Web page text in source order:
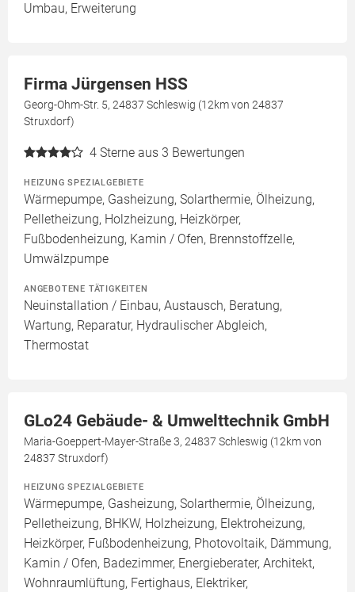
Umbau, Erweiterung
Firma Jürgensen HSS
Georg-Ohm-Str. 5, 24837 Schleswig (12km von 24837
Struxdorf)
4 Sterne aus 3 Bewertungen
HEIZUNG SPEZIALGEBIETE
Wärmepumpe, Gasheizung, Solarthermie, Ölheizung,
Pelletheizung, Holzheizung, Heizkörper,
Fußbodenheizung, Kamin / Ofen, Brennstoffzelle,
Umwälzpumpe
ANGEBOTENE TÄTIGKEITEN
Neuinstallation / Einbau, Austausch, Beratung,
Wartung, Reparatur, Hydraulischer Abgleich,
Thermostat
GLo24 Gebäude- & Umwelttechnik GmbH
Maria-Goeppert-Mayer-Straße 3, 24837 Schleswig (12km von
24837 Struxdorf)
HEIZUNG SPEZIALGEBIETE
Wärmepumpe, Gasheizung, Solarthermie, Ölheizung,
Pelletheizung, BHKW, Holzheizung, Elektroheizung,
Heizkörper, Fußbodenheizung, Photovoltaik, Dämmung,
Kamin / Ofen, Badezimmer, Energieberater, Architekt,
Wohnraumlüftung, Fertighaus, Elektriker,